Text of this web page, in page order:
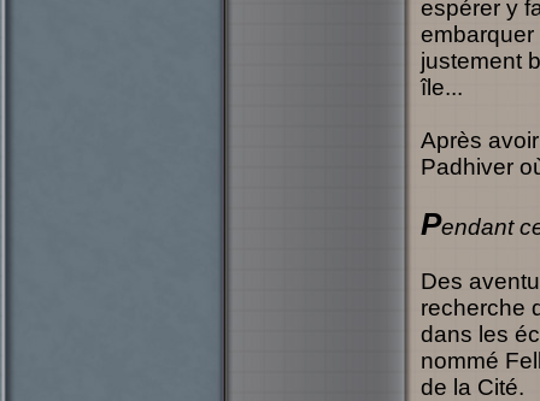
espérer y
justement
île...
Après
Padhiver
Pendant
Des
recherche
dans les
nommé
de la Cité.